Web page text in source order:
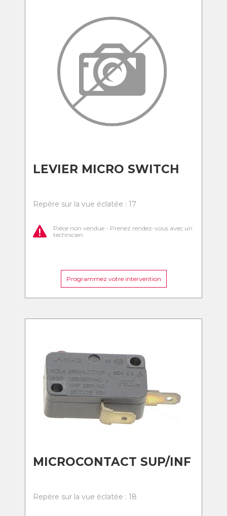
LEVIER MICRO SWITCH
Repère sur la vue éclatée : 17
Pièce non vendue - Prenez rendez-vous avec un
technicien
Programmez votre intervention
MICROCONTACT SUP/INF
Repère sur la vue éclatée : 18